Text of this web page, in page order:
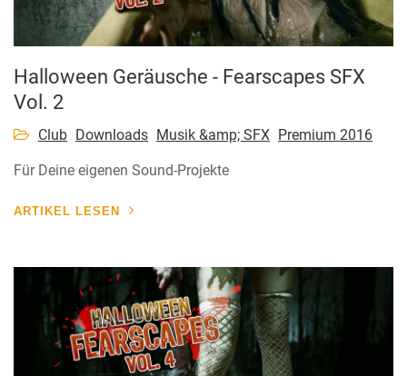
Halloween Geräusche - Fearscapes SFX
Vol. 2
Club Downloads Musik &amp; SFX Premium 2016
Für Deine eigenen Sound-Projekte
ARTIKEL LESEN